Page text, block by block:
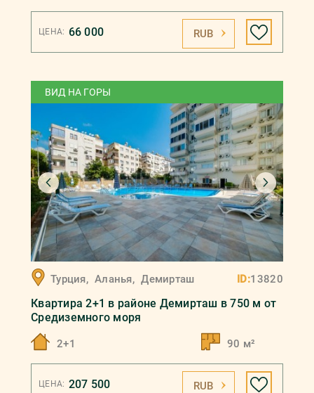
ЦЕНА: 66 000 RUB
ВИД НА ГОРЫ
Турция, Аланья, Демирташ ID:13820
Квартира 2+1 в районе Демирташ в 750 м от
Средиземного моря
2+1 90 м²
ЦЕНА: 207 500 RUB